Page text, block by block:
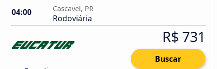
04:00
Cascavel, PR
Rodoviária
R$ 731
Buscar